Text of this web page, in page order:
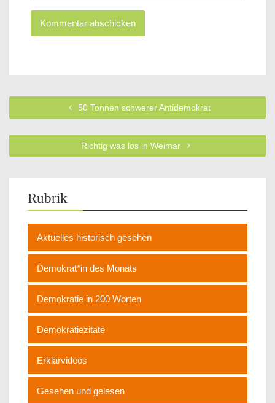
50 Tonnen schwerer Antidemokrat
Richtig was los in Weimar
Rubrik
Aktuelles historisch gesehen
Demokrat*in des Monats
Demokratie in 200 Worten
Demokratiezitate
Erklärvideos
Gesehen und gelesen